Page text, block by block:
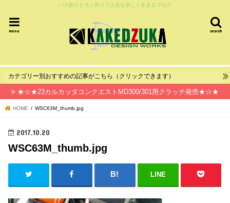
バス釣りとモノ作りで人生を楽しく生きるブログ
search
menu
カテゴリー別おすすめの記事がこちら（クリックできます）
★☆★23カルカッタコンクエストMD300/301用クラッチ発売★☆★
HOME WSC63M_thumb.jpg
2017.10.20
WSC63M_thumb.jpg
LINE